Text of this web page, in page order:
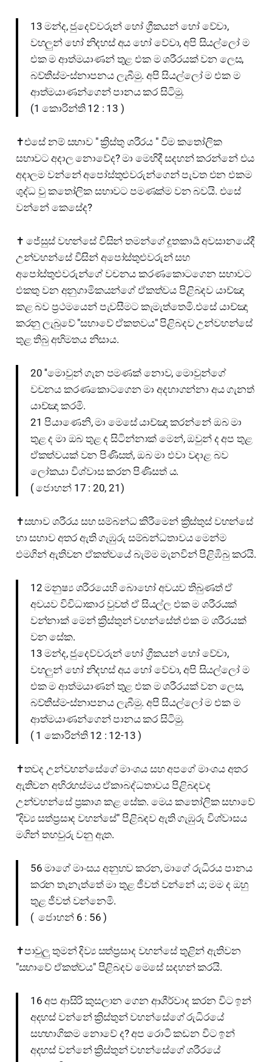
13 මන්ද, ජුදෙව්වරුන් හෝ ග්‍රීකයන් හෝ වේවා,
වහලුන් හෝ නිදහස් අය හෝ වේවා, අපි සියල්ලෝ ම
එක ම ආත්මයාණන් තුළ එක ම ශරීරයක් වන ලෙස,
බව්තීස්ම-ස්නාපනය ලැබීමු. අපි සියල්ලෝ ම එක ම
ආත්මයාණන්ගෙන් පානය කර සිටිමු.
(1 කොරින්ති 12 : 13 )
✝️එසේ නම් සභාව " ක්‍රිස්තු ශරීරය " වීම කතෝලික
සභාවට අදාල නොවේද? මා මෙහිදී සදහන් කරන්නේ එය
අදාලම වන්නේ අපෝස්තුළුවරුන්ගෙන් පැවත එන එකම
ශුද්ධ වු කතෝලික සභාවට පමණක්ම වන බවයි. එසේ
වන්නේ කෙසේද?
✝️ ජේසුස් වහන්සේ විසින් තමන්ගේ දූතකාර්‍ය අවසානයේදී
උන්වහන්සේ විසින් අපෝස්තුළුවරුන් සහ
අපෝස්තුළුවරුන්ගේ වචනය කරණකොටගෙන සභාවට
එකතු වන අනුගාමිකයන්ගේ ඒකත්වය පිළිබදව යාච්ඤා
කළ බව ප්‍රථමයෙන් පැවසීමට කැමැත්තෙමි.එසේ යාච්ඤා
කරනු ලැබුවේ "සභාවේ ඒකතවය" පිළිබදව උන්වහන්සේ
තුළ තිබු අභිමතය නිසාය.
20 ''මොවුන් ගැන පමණක් නොව, මොවුන්ගේ
වචනය කරණකොටගෙන මා අදහාගන්නා අය ගැනත්
යාච්ඤා කරමි.
21 පියාණෙනි, මා මෙසේ යාච්ඤා කරන්නේ ඔබ මා
තුළ ද මා ඔබ තුළ ද සිටින්නාක් මෙන්, ඔවුන් ද අප තුළ
ඒකත්වයක් වන පිණිසත්, ඔබ මා එවා වදාළ බව
ලෝකයා විශ්වාස කරන පිණිසත් ය.
( ජොහන් 17 : 20, 21)
✝️සභාව ශරීරය සහ සම්බන්ධ කිරීමෙන් ක්‍රිස්තුස් වහන්සේ
හා සභාව අතර ඇති ගැඹුරු සම්බන්ධතාවය මෙන්ම
එමගින් ඇතිවන ඒකත්වයේ බැම්ම මැනවින් පිළිඹිබු කරයි.
12 මනුෂ්‍ය ශරීරයෙහි බොහෝ අවයව තිබුණත් ඒ
අවයව විවිධාකාර වුවත් ඒ සියල්ල එක ම ශරීරයක්
වන්නාක් මෙන් ක්‍රිස්තුන් වහන්සේත් එක ම ශරීරයක්
වන සේක.
13 මන්ද, ජුදෙව්වරුන් හෝ ග්‍රීකයන් හෝ වේවා,
වහලුන් හෝ නිදහස් අය හෝ වේවා, අපි සියල්ලෝ ම
එක ම ආත්මයාණන් තුළ එක ම ශරීරයක් වන ලෙස,
බව්තීස්ම-ස්නාපනය ලැබීමු. අපි සියල්ලෝ ම එක ම
ආත්මයාණන්ගෙන් පානය කර සිටිමු.
( 1 කොරින්ති 12 : 12-13 )
✝️තවද උන්වහන්සේගේ මාංශය සහ අපගේ මාංශය අතර
ඇතිවන අභිරහස්මය ඒකාබද්ධතාවය පිළිබදවද
උන්වහන්සේ ප්‍රකාශ කළ සේක. මෙය කතෝලික සභාවේ
"දිව්‍ය සත්ප්‍රසාද වහන්සේ" පිළිබදව ඇති ගැඹුරු විශ්වාසය
මගින් තහවුරු වනු ඇත.
56 මාගේ මාංසය අනුභව කරන, මාගේ රුධිරය පානය
කරන තැනැත්තේ මා තුළ ජීවත් වන්නේ ය; මම ද ඔහු
තුළ ජීවත් වන්නෙමි.
( ජොහන් 6 : 56 )
✝️පාවුලු තුමන් දිව්‍ය සත්ප්‍රසාද වහන්සේ තුළින් ඇතිවන
"සභාවේ ඒකත්වය" පිළිබදව මෙසේ සදහන් කරයි.
16 අප ආසිරි කුසලාන ගෙන ආශීර්වාද කරන විට ඉන්
අදහස් වන්නේ ක්‍රිස්තුන් වහන්සේගේ රුධිරයේ
සහභාගිකම නොවේ ද? අප රොටි කඩන විට ඉන්
අදහස් වන්නේ ක්‍රිස්තුන් වහන්සේගේ ශරීරයේ